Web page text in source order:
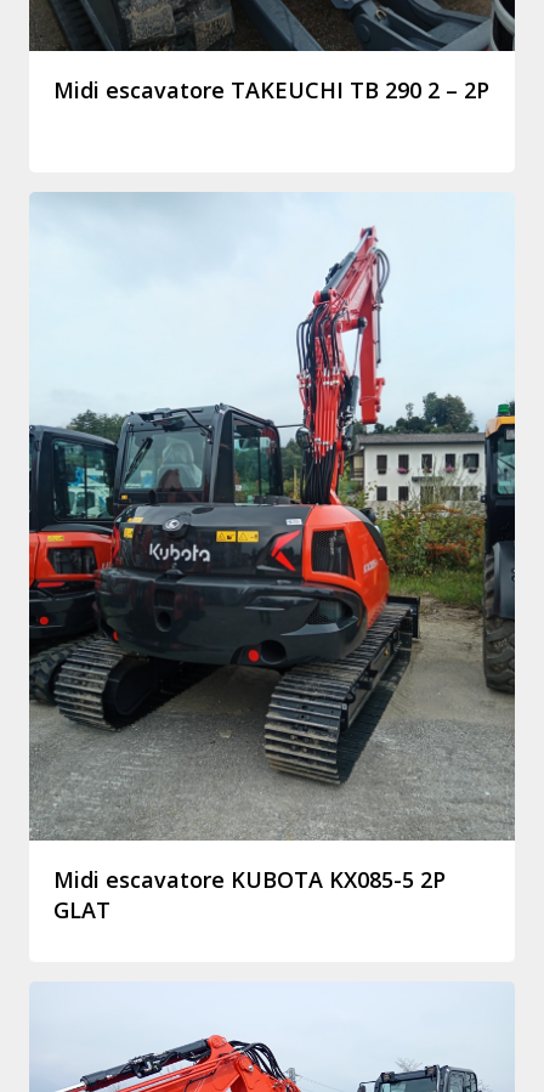
Midi escavatore TAKEUCHI TB 290 2 – 2P
Midi escavatore KUBOTA KX085-5 2P
GLAT